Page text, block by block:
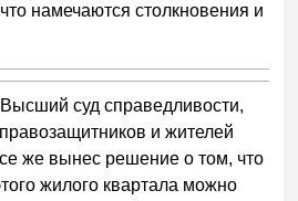
намечаются столкновения и
суд справедливости,
правозащитников и жителей
же вынес решение о том, что
жилого квартала можно